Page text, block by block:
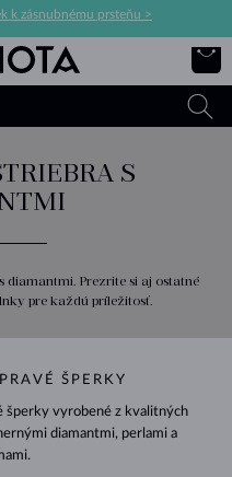
k zásnubnému prsteňu >
S
diamantmi. Prezrite si aj ostatné
pre každú príležitosť.
PRAVÉ ŠPERKY
šperky vyrobené z kvalitných
diamantmi, perlami a